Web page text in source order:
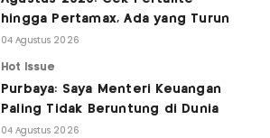
hingga Pertamax, Ada yang Turun
04 Agustus 2026
Hot Issue
Purbaya: Saya Menteri Keuangan
Paling Tidak Beruntung di Dunia
04 Agustus 2026